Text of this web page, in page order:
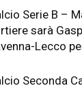
Serie B –
sarà
Lecco
Seconda